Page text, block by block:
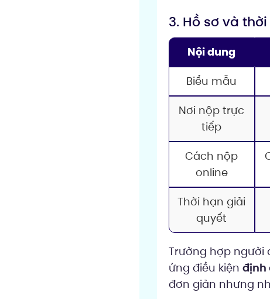
3. Hồ sơ và
Nội dung
Biểu mẫu
Nơi nộp trực
tiếp
Cách nộp
online
Thời hạn giải
quyết
Trường hợp người
ứng điều kiện định
đơn giản nhưng